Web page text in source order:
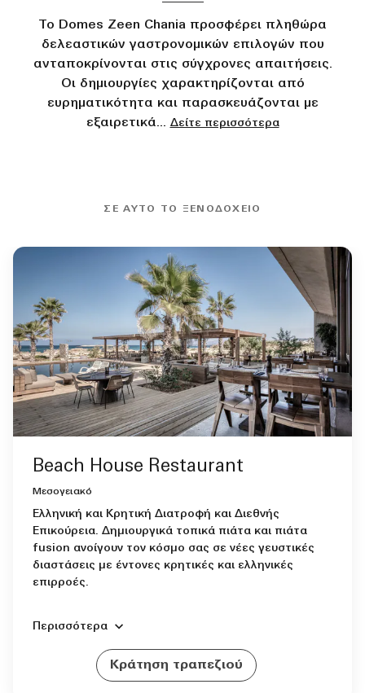
Το Domes Zeen Chania προσφέρει πληθώρα
δελεαστικών γαστρονομικών επιλογών που
ανταποκρίνονται στις σύγχρονες απαιτήσεις.
Οι δημιουργίες χαρακτηρίζονται από
ευρηματικότητα και παρασκευάζονται με
εξαιρετικά... Δείτε περισσότερα
ΣΕ ΑΥΤΌ ΤΟ ΞΕΝΟΔΟΧΕΊΟ
Beach House Restaurant
Μεσογειακό
Ελληνική και Κρητική Διατροφή και Διεθνής
Επικούρεια. Δημιουργικά τοπικά πιάτα και πιάτα
fusion ανοίγουν τον κόσμο σας σε νέες γευστικές
διαστάσεις με έντονες κρητικές και ελληνικές
επιρροές.
Περισσότερα
Κράτηση τραπεζιού